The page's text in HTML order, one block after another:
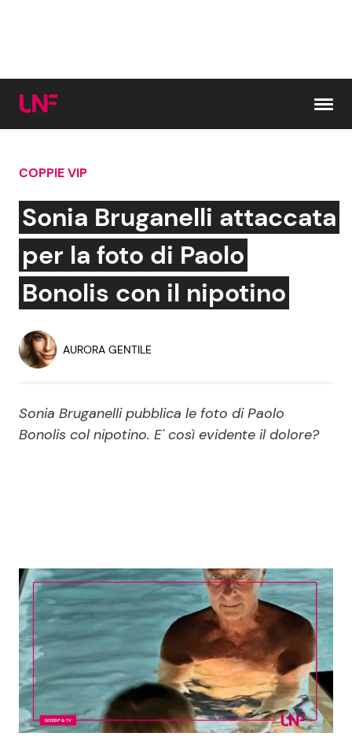
Cerca:
News e Cronaca
Attualità Italiana
Economia
Persone Scomparse
Gossip e TV
Bellezze VIP
Programmi TV
News Cinema
News Musica
News Spettacolo
News dal mondo
Benessere Cucina e Ricette
COPPIE VIP
Sonia Bruganelli attaccata
per la foto di Paolo
Bonolis con il nipotino
AURORA GENTILE
Sonia Bruganelli pubblica le foto di Paolo
Bonolis col nipotino. E' così evidente il dolore?